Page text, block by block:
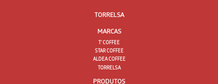
TORRELSA
MARCAS
T' COFFEE
STAR COFFEE
ALDEA COFFEE
TORRELSA
PRODUTOS